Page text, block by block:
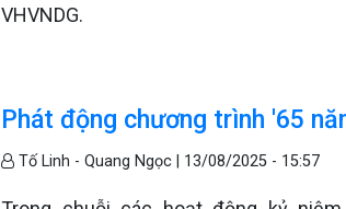
VHVNDG.
Phát động chương trình '65
Tố Linh - Quang Ngọc | 13/08/2025 - 15:57